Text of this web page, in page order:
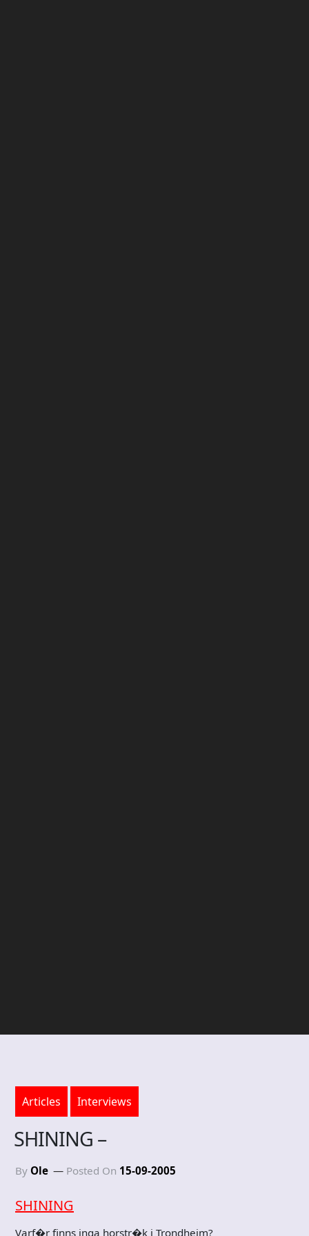
Articles Interviews
SHINING –
By Ole Posted On 15-09-2005
SHINING
Varf�r finns inga horstr�k i Trondheim?